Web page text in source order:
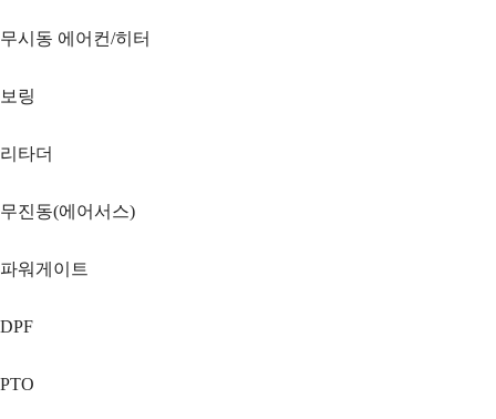
무시동 에어컨/히터
보링
리타더
무진동(에어서스)
파워게이트
DPF
PTO